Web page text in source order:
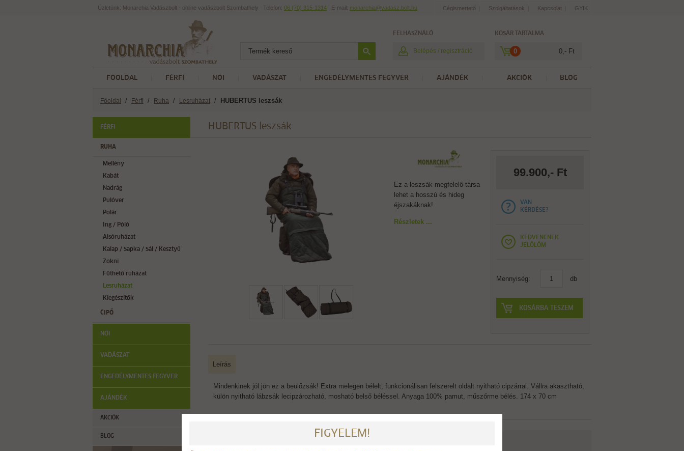
Cégismertető Szolgáltatások Kapcsolat GYIK
Üzletünk: Monarchia Vadászbolt - online vadászbolt Szombathely Telefon: 06 (70) 315-1314 E-mail: monarchia@vadasz.bolt.hu
FELHASZNÁLÓ
Belépés / regisztráció
KOSÁR TARTALMA
0 0,- Ft
BLOG
AKCIÓK
FŐOLDAL FÉRFI NŐI VADÁSZAT ENGEDÉLYMENTES FEGYVER AJÁNDÉK
Főoldal / Férfi / Ruha / Lesruházat / HUBERTUS leszsák
FÉRFI
RUHA
Mellény
Kabát
Nadrág
Pulóver
Polár
Ing / Póló
Alsóruházat
Kalap / Sapka / Sál / Kesztyű
Zokni
Fűthető ruházat
Lesruházat
Kiegészítők
CIPŐ
NŐI
VADÁSZAT
ENGEDÉLYMENTES FEGYVER
AJÁNDÉK
AKCIÓK
BLOG
HUBERTUS leszsák
Ez a leszsák megfelelő társa
lehet a hosszú és hideg
éjszakáknak!
Részletek ...
99.900,- Ft
VAN
KÉRDÉSE?
KEDVENCNEK
JELÖLÖM
Mennyiség: db
KOSÁRBA TESZEM
Leírás
Mindenkinek jól jön ez a beülőzsák! Extra melegen bélelt, funkcionálisan felszerelt oldalt nyitható cipzárral. Vállra akasztható,
külön nyitható lábzsák lecipzározható, mosható belső béléssel. Anyaga 100% pamut, műszőrme bélés. 174 x 70 cm
FIGYELEM!